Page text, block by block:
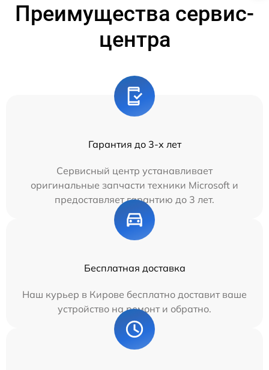
Преимущества сервис-
центра
Гарантия до 3-х лет
Сервисный центр устанавливает
оригинальные запчасти техники Microsoft и
предоставляет гарантию до 3 лет.
Бесплатная доставка
Наш курьер в Кирове бесплатно доставит ваше
устройство на ремонт и обратно.